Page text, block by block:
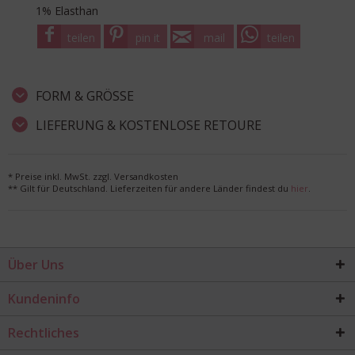
1% Elasthan
teilen
pin it mail teilen
FORM & GRÖSSE
LIEFERUNG & KOSTENLOSE RETOURE
* Preise inkl. MwSt. zzgl. Versandkosten
** Gilt für Deutschland. Lieferzeiten für andere Länder findest du hier.
Über Uns
Kundeninfo
Rechtliches